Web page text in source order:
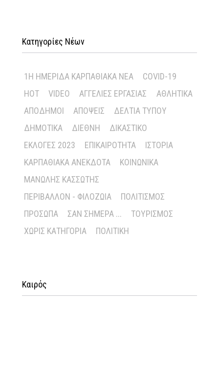
Κατηγορίες Νέων
1Η ΗΜΕΡΊΔΑ ΚΑΡΠΑΘΙΑΚΆ ΝΈΑ
COVID-19
HOT
VIDEO ΑΓΓΕΛΊΕΣ ΕΡΓΑΣΊΑΣ
ΑΘΛΗΤΙΚΆ
ΑΠΌΔΗΜΟΙ
ΑΠΌΨΕΙΣ
ΔΕΛΤΊΑ ΤΎΠΟΥ
ΔΗΜΟΤΙΚΆ
ΔΙΕΘΝΉ
ΔΙΚΑΣΤΙΚΌ
ΕΚΛΟΓΈΣ 2023
ΕΠΙΚΑΙΡΌΤΗΤΑ
ΙΣΤΟΡΊΑ
ΚΑΡΠΑΘΙΑΚΆ ΑΝΈΚΔΟΤΑ
ΚΟΙΝΩΝΙΚΆ
ΜΑΝΏΛΗΣ ΚΑΣΣΏΤΗΣ
ΠΕΡΙΒΆΛΛΟΝ - ΦΙΛΟΖΩΊΑ
ΠΟΛΙΤΙΣΜΌΣ
ΠΡΌΣΩΠΑ
ΣΑΝ ΣΉΜΕΡΑ ...
ΤΟΥΡΙΣΜΌΣ
ΧΩΡΊΣ ΚΑΤΗΓΟΡΊΑ
ΠΟΛΙΤΙΚΉ
Καιρός